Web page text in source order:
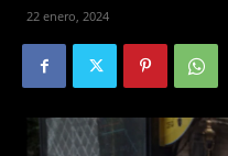
22 enero, 2024